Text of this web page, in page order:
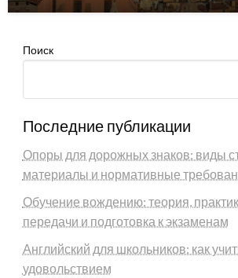
Поиск
Последние публикации
Опоры для дорожных знаков: виды
материалы и нормативные
Обучение вождению: теория,
передачи и подготовка к экзаменам
Английский для школьников: как
удовольствием